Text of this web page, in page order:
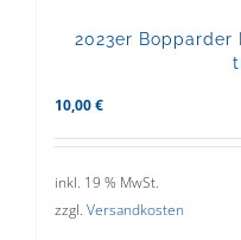
2023er Bopparder
10,00 €
inkl. 19 % MwSt.
zzgl. Versandkosten